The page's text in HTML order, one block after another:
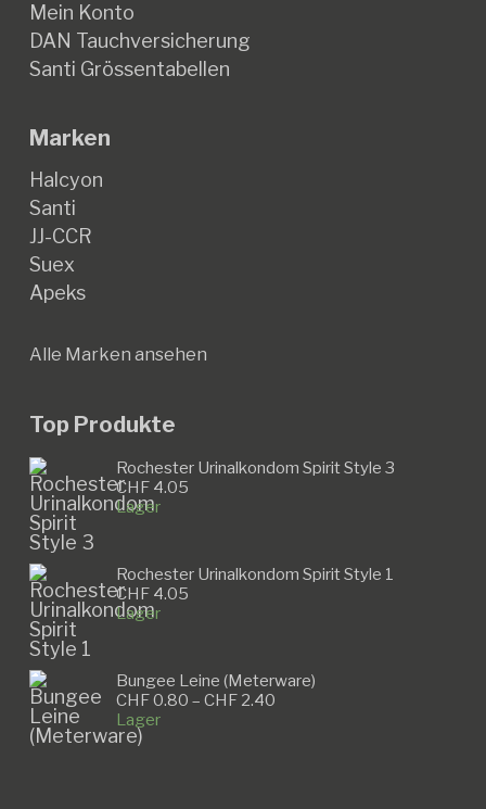
Mein Konto
DAN Tauchversicherung
Santi Grössentabellen
Marken
Halcyon
Santi
JJ-CCR
Suex
Apeks
Alle Marken ansehen
Top Produkte
Rochester Urinalkondom Spirit Style 3
CHF4.05
Lager
Rochester Urinalkondom Spirit Style 1
CHF4.05
Lager
Bungee Leine (Meterware)
CHF0.80 – CHF2.40Preisspanne:
Lager